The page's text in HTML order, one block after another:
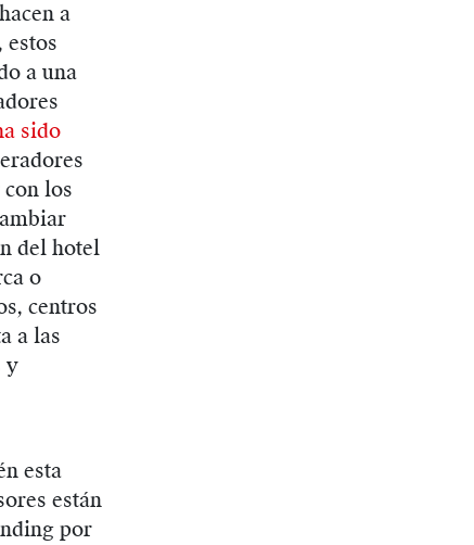
a
estos
a una
sido
los
del hotel
o
centros
a las
y
esta
están
por